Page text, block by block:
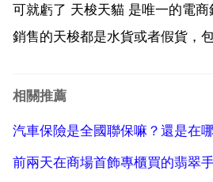
可就虧了 天梭天貓 是唯一的電
銷售的天梭都是水貨或者假貨，
可以不信，那寶玉拿著書子,笑嘻
相關推薦
汽車保險是全國聯保嘛？還是在
前兩天在商場首飾專櫃買的翡翠